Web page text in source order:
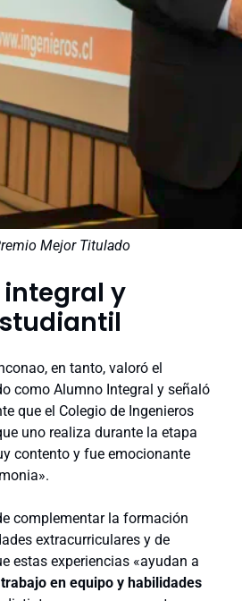
Mejor Titulado
y
en tanto, valoró el
como Alumno Integral y señaló
que el Colegio de Ingenieros
uno realiza durante la etapa
contento y fue emocionante
complementar la formación
extracurriculares y de
estas experiencias «ayudan a
en equipo y habilidades